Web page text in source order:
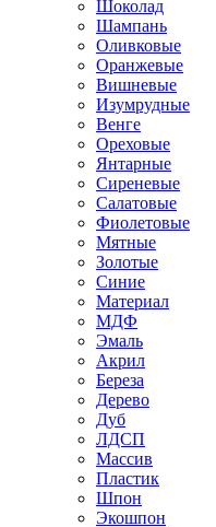
Шоколад
Шампань
Оливковые
Оранжевые
Вишневые
Изумрудные
Венге
Ореховые
Янтарные
Сиреневые
Салатовые
Фиолетовые
Мятные
Золотые
Синие
Материал
МДФ
Эмаль
Акрил
Береза
Дерево
Дуб
ЛДСП
Массив
Пластик
Шпон
Экошпон